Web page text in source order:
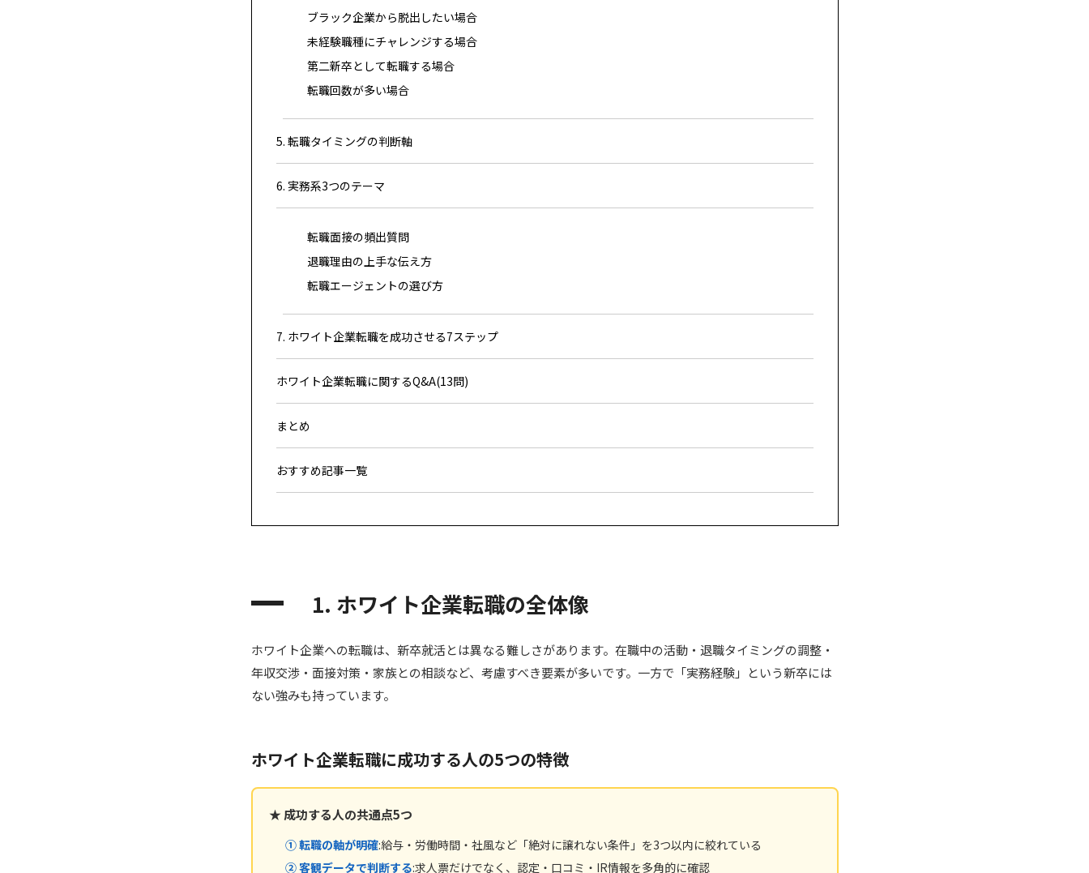
ブラック企業から脱出したい場合
未経験職種にチャレンジする場合
第二新卒として転職する場合
転職回数が多い場合
5. 転職タイミングの判断軸
6. 実務系3つのテーマ
転職面接の頻出質問
退職理由の上手な伝え方
転職エージェントの選び方
7. ホワイト企業転職を成功させる7ステップ
ホワイト企業転職に関するQ&A(13問)
まとめ
おすすめ記事一覧
1. ホワイト企業転職の全体像
ホワイト企業への転職は、新卒就活とは異なる難しさがあります。在職中の活動・退職タイミングの調整・
年収交渉・面接対策・家族との相談など、考慮すべき要素が多いです。一方で「実務経験」という新卒には
ない強みも持っています。
ホワイト企業転職に成功する人の5つの特徴
★ 成功する人の共通点5つ
① 転職の軸が明確:給与・労働時間・社風など「絶対に譲れない条件」を3つ以内に絞れている
② 客観データで判断する:求人票だけでなく、認定・口コミ・IR情報を多角的に確認